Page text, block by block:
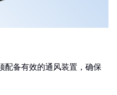
配备有效的通风装置，确保